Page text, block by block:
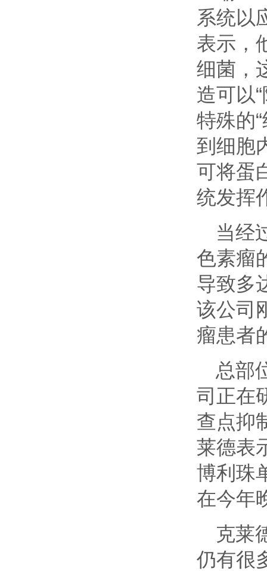
系统以
表示，
细菌，
造可以
特殊的
到细胞
可将蛋
统发挥
当经
色素瘤
导致多
该公司
瘤患者
总部
司正在
查点抑
莱德表
博利珠
在今年
克莱
仍有很